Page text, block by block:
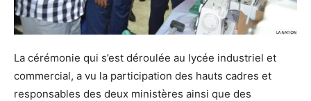
La cérémonie qui s’est déroulée au lycée industriel et
commercial, a vu la participation des hauts cadres et
responsables des deux ministères ainsi que des